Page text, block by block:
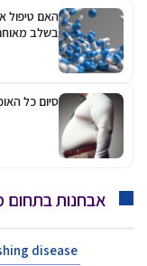
האם טיפול
בשלב
סיום כל
אבחנות
disease